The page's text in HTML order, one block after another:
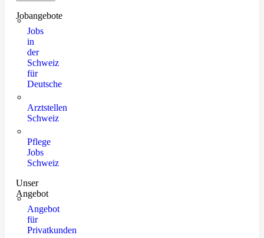
Jobangebote
Jobs
in
der
Schweiz
für
Deutsche
Arztstellen
Schweiz
Pflege
Jobs
Schweiz
Unser
Angebot
Angebot
für
Privatkunden